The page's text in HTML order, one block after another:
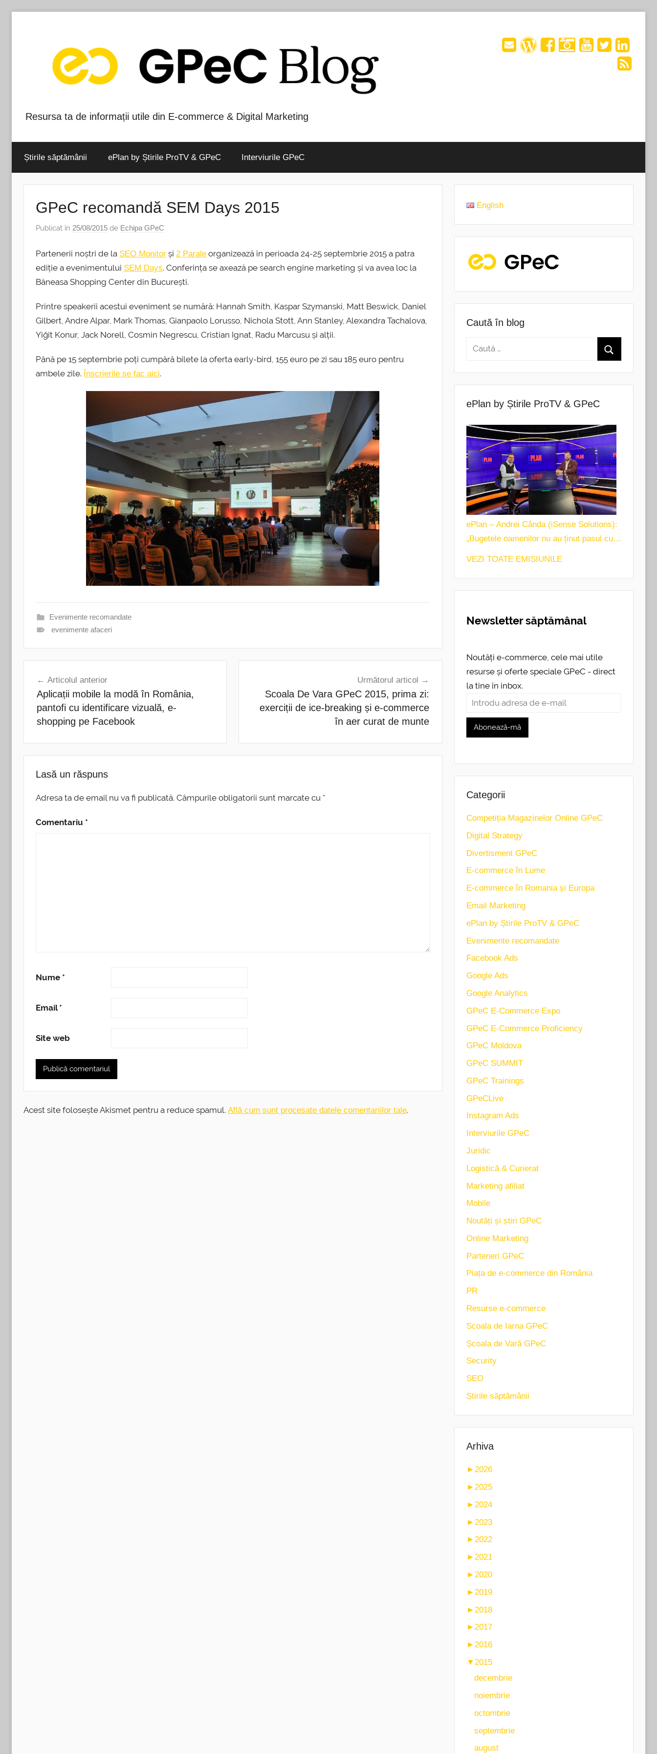
Blog-
ul
GPeC
Resursa ta de informații utile din E-commerce & Digital Marketing
Știrile săptămânii ePlan by Știrile ProTV & GPeC Interviurile GPeC
GPeC recomandă SEM Days 2015
Publicat în 25/08/2015 de Echipa GPeC
Partenerii noștri de la SEO Monitor și 2 Parale organizează în perioada 24-25 septembrie 2015 a patra
ediție a evenimentului SEM Days. Conferința se axează pe search engine marketing și va avea loc la
Băneasa Shopping Center din București.
Printre speakerii acestui eveniment se numără: Hannah Smith, Kaspar Szymanski, Matt Beswick, Daniel
Gilbert, Andre Alpar, Mark Thomas, Gianpaolo Lorusso, Nichola Stott, Ann Stanley, Alexandra Tachalova,
Yiğit Konur, Jack Norell, Cosmin Negrescu, Cristian Ignat, Radu Marcusu și alții.
Până pe 15 septembrie poți cumpără bilete la oferta early-bird, 155 euro pe zi sau 185 euro pentru
ambele zile. Înscrierile se fac aici.
Evenimente recomandate
evenimente afaceri
articole
Articolul anterior
Aplicații mobile la modă în România,
pantofi cu identificare vizuală, e-
shopping pe Facebook
Următorul articol
Scoala De Vara GPeC 2015, prima zi:
exerciții de ice-breaking și e-commerce
în aer curat de munte
Lasă un răspuns
Adresa ta de email nu va fi publicată. Câmpurile obligatorii sunt marcate cu *
Comentariu *
Nume *
Email*
Site web
Acest site folosește Akismet pentru a reduce spamul. Află cum sunt procesate datele comentariilor tale.
English
Caută în blog
ePlan by Știrile ProTV & GPeC
ePlan – Andrei Cânda (iSense Solutions):
„Bugetele oamenilor nu au ținut pasul cu
VEZI TOATE EMISIUNILE
Newsletter săptămânal
Noutăți e-commerce, cele mai utile
resurse și oferte speciale GPeC - direct
la tine în inbox.
Categorii
Competiția Magazinelor Online GPeC
Digital Strategy
Divertisment GPeC
E-commerce în Lume
E-commerce în Romania și Europa
Email Marketing
ePlan by Știrile ProTV & GPeC
Evenimente recomandate
Facebook Ads
Google Ads
Google Analytics
GPeC E-Commerce Expo
GPeC E-Commerce Proficiency
GPeC Moldova
GPeC SUMMIT
GPeC Trainings
GPeCLive
Instagram Ads
Interviurile GPeC
Juridic
Logistică & Curierat
Marketing afiliat
Mobile
Noutăți și știri GPeC
Online Marketing
Parteneri GPeC
Piața de e-commerce din România
PR
Resurse e-commerce
Scoala de Iarna GPeC
Școala de Vară GPeC
Security
SEO
Știrile săptămânii
Arhiva
► 2026
► 2025
► 2024
► 2023
► 2022
► 2021
► 2020
► 2019
► 2018
► 2017
► 2016
▼2015
decembrie
noiembrie
octombrie
septembrie
august